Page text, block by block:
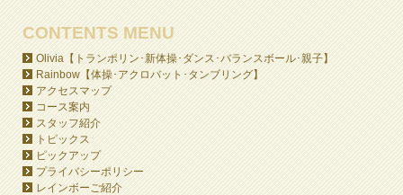
CONTENTS MENU
Olivia【トランポリン･新体操･ダンス･バランスボール･親子】
Rainbow【体操･アクロバット･タンブリング】
アクセスマップ
コース案内
スタッフ紹介
トピックス
ピックアップ
プライバシーポリシー
レインボーご紹介